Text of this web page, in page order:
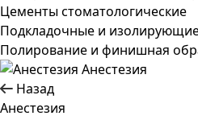
Цементы стоматологические
Подкладочные и
Полирование и финишная
Анестезия
Назад
Анестезия